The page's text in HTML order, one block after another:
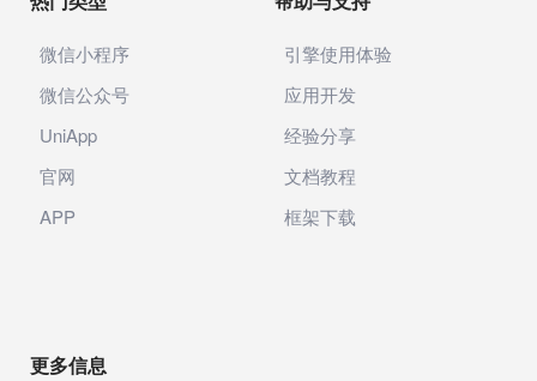
微信小程序
微信公众号
UniApp
官网
APP
引擎使用体验
应用开发
经验分享
文档教程
框架下载
更多信息